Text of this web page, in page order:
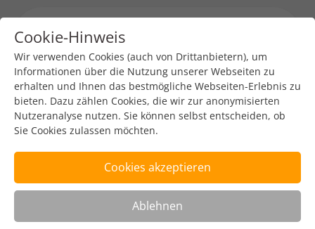
Cookie-Hinweis
Wir verwenden Cookies (auch von Drittanbietern), um
Informationen über die Nutzung unserer Webseiten zu
erhalten und Ihnen das bestmögliche Webseiten-Erlebnis zu
bieten. Dazu zählen Cookies, die wir zur anonymisierten
Nutzeranalyse nutzen. Sie können selbst entscheiden, ob
Sie Cookies zulassen möchten.
Cookies akzeptieren
Ablehnen